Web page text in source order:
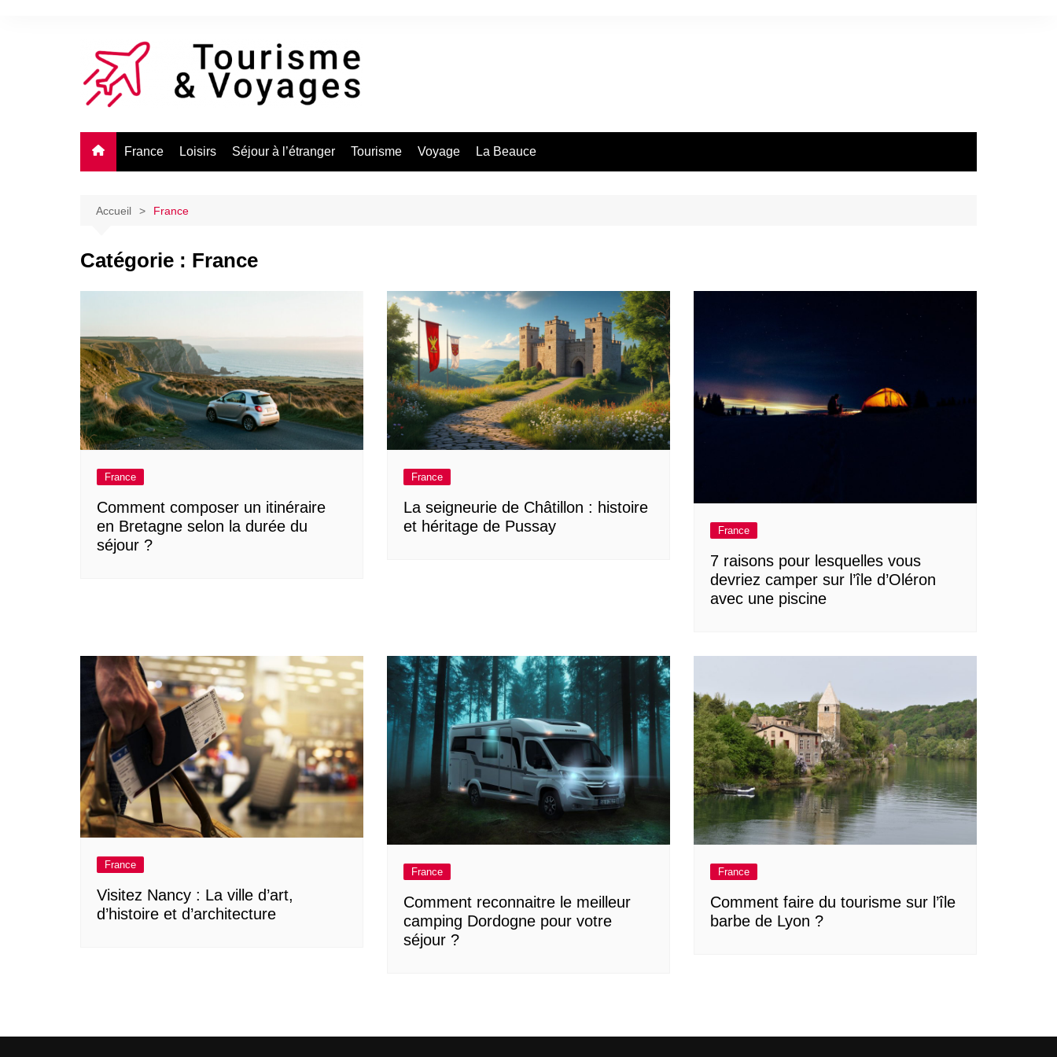
France Loisirs Séjour à l’étranger Tourisme Voyage La Beauce
Accueil France
Catégorie : France
France
Comment composer un itinéraire
en Bretagne selon la durée du
séjour ?
France
La seigneurie de Châtillon : histoire
et héritage de Pussay
France
7 raisons pour lesquelles vous
devriez camper sur l’île d’Oléron
avec une piscine
France
Visitez Nancy : La ville d’art,
d’histoire et d’architecture
France
Comment reconnaitre le meilleur
camping Dordogne pour votre
séjour ?
France
Comment faire du tourisme sur l’île
barbe de Lyon ?